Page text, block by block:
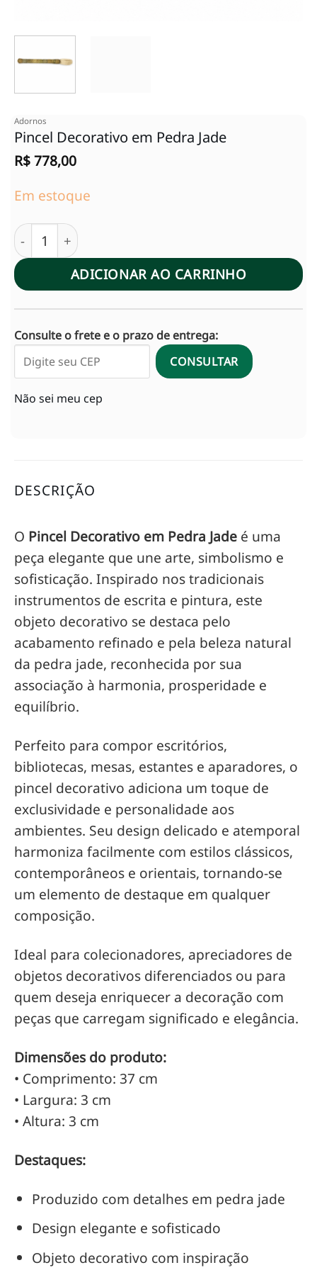
Adornos
Pincel Decorativo em Pedra Jade
R$778,00
Em estoque
Pincel Decorativo em Pedra Jade quantidade
ADICIONAR AO CARRINHO
Consulte o frete e o prazo de entrega:
CONSULTAR
Não sei meu cep
DESCRIÇÃO
O Pincel Decorativo em Pedra Jade é uma
peça elegante que une arte, simbolismo e
sofisticação. Inspirado nos tradicionais
instrumentos de escrita e pintura, este
objeto decorativo se destaca pelo
acabamento refinado e pela beleza natural
da pedra jade, reconhecida por sua
associação à harmonia, prosperidade e
equilíbrio.
Perfeito para compor escritórios,
bibliotecas, mesas, estantes e aparadores, o
pincel decorativo adiciona um toque de
exclusividade e personalidade aos
ambientes. Seu design delicado e atemporal
harmoniza facilmente com estilos clássicos,
contemporâneos e orientais, tornando-se
um elemento de destaque em qualquer
composição.
Ideal para colecionadores, apreciadores de
objetos decorativos diferenciados ou para
quem deseja enriquecer a decoração com
peças que carregam significado e elegância.
Dimensões do produto:
• Comprimento: 37 cm
• Largura: 3 cm
• Altura: 3 cm
Destaques:
Produzido com detalhes em pedra jade
Design elegante e sofisticado
Objeto decorativo com inspiração